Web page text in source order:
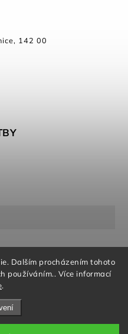
Dalším procházením tohoto
používáním.. Více informací
.
142 00